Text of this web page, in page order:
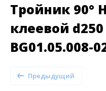
Тройник 90°
клеевой d250
BG01.05.008-
Предыдущий